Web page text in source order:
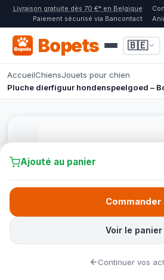
Livraison gratuite dès 70 €* en Belgique
Paiement sécurisé via Bancontact
Bopets 🇧🇪
AccueilChiensJouets pour chien
Pluche dierfiguur hondenspeelgoed –
Ajouté au panier
Voir le panier
Commander
Continuer vos